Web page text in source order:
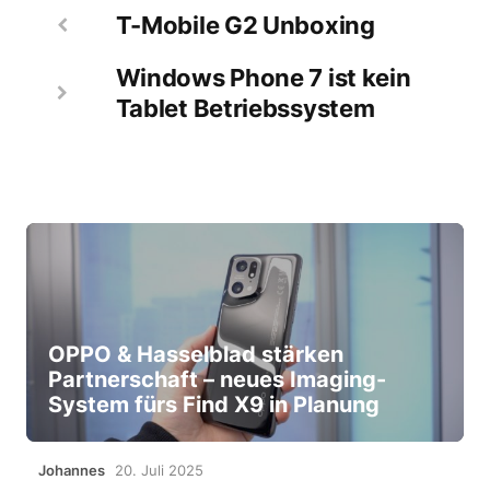
T-Mobile G2 Unboxing
Windows Phone 7 ist kein
Tablet Betriebssystem
OPPO & Hasselblad stärken
Partnerschaft – neues Imaging-
System fürs Find X9 in Planung
Johannes 20. Juli 2025